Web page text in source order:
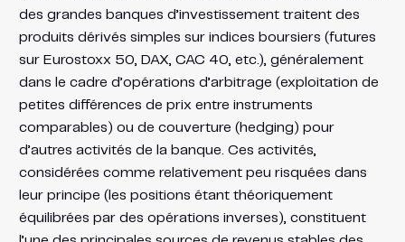
des grandes banques d’investissement traitent des
produits dérivés simples sur indices boursiers (futures
sur Eurostoxx 50, DAX, CAC 40, etc.), généralement
dans le cadre d’opérations d’arbitrage (exploitation de
petites différences de prix entre instruments
comparables) ou de couverture (hedging) pour
d’autres activités de la banque. Ces activités,
considérées comme relativement peu risquées dans
leur principe (les positions étant théoriquement
équilibrées par des opérations inverses), constituent